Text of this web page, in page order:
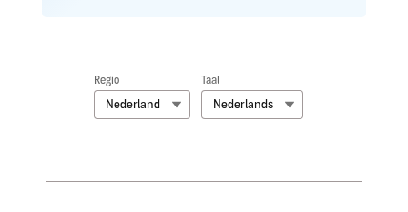
Regio
Nederland
Taal
Nederlands